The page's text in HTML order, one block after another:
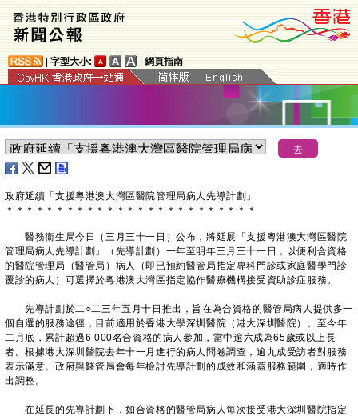
字型大小: 網頁指南
政府延續「支援粵港澳大灣區醫院管理局病人先導計劃」
＊ ＊ ＊ ＊ ＊ ＊ ＊ ＊ ＊ ＊ ＊ ＊ ＊ ＊ ＊ ＊ ＊ ＊ ＊ ＊ ＊ ＊ ＊ ＊ ＊
醫務衞生局今日（三月三十一日）公布，將延展「支援粵港澳大灣區醫院
管理局病人先導計劃」（先導計劃）一年至明年三月三十一日，以便利合資格
的醫院管理局（醫管局）病人（即已預約醫管局指定專科門診或家庭醫學門診
覆診的病人）可選擇於粵港澳大灣區指定協作醫療機構接受資助診症服務。
先導計劃於二○二三年五月十日推出，旨在為合資格的醫管局病人提供多一
個自選的服務途徑，目前適用於香港大學深圳醫院（港大深圳醫院）。至今年
二月底，累計超過6 000名合資格的病人參加，當中逾六成為65歲或以上長
者。根據港大深圳醫院去年十一月進行的病人問卷調查，逾九成受訪者對服務
表示滿意。政府與醫管局會每年檢討先導計劃的成效和涵蓋服務範圍，適時作
出調整。
在延長的先導計劃下，如合資格的醫管局病人每次接受港大深圳醫院指定